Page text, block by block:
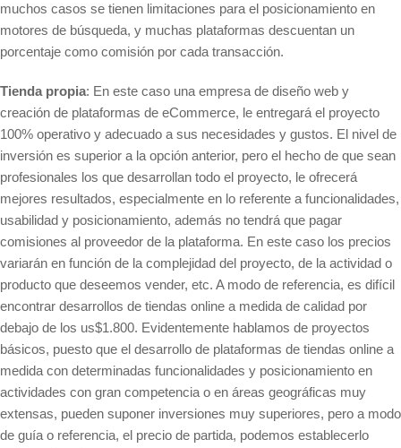
muchos casos se tienen limitaciones para el posicionamiento en
motores de búsqueda, y muchas plataformas descuentan un
porcentaje como comisión por cada transacción.
Tienda propia: En este caso una empresa de diseño web y
creación de plataformas de eCommerce, le entregará el proyecto
100% operativo y adecuado a sus necesidades y gustos. El nivel de
inversión es superior a la opción anterior, pero el hecho de que sean
profesionales los que desarrollan todo el proyecto, le ofrecerá
mejores resultados, especialmente en lo referente a funcionalidades,
usabilidad y posicionamiento, además no tendrá que pagar
comisiones al proveedor de la plataforma. En este caso los precios
variarán en función de la complejidad del proyecto, de la actividad o
producto que deseemos vender, etc. A modo de referencia, es difícil
encontrar desarrollos de tiendas online a medida de calidad por
debajo de los us$1.800. Evidentemente hablamos de proyectos
básicos, puesto que el desarrollo de plataformas de tiendas online a
medida con determinadas funcionalidades y posicionamiento en
actividades con gran competencia o en áreas geográficas muy
extensas, pueden suponer inversiones muy superiores, pero a modo
de guía o referencia, el precio de partida, podemos establecerlo